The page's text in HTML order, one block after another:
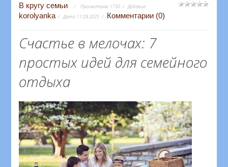
В кругу семьи Просмотров: 1730 Добавил:
korolyanka Дата: 11.09.2025 Комментарии (0)
Счастье в мелочах: 7
простых идей для семейного
отдыха